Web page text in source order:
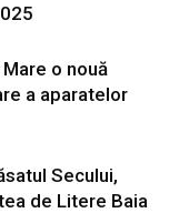
o nouă
a aparatelor
Secului,
de Litere Baia